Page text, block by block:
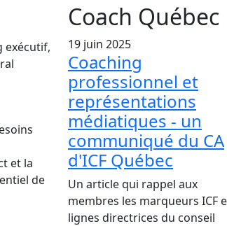
exécutif,
et la
de
Coach Québec
19 juin 2025
Coaching
professionnel et
représentations
médiatiques - un
communiqué du CA
d'ICF Québec
Un article qui rappel aux
membres les marqueurs ICF
lignes directrices du conseil